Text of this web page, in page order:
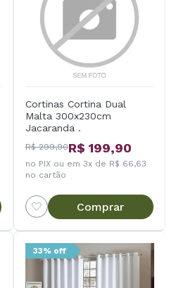
Cortinas Cortina Dual
Malta 300x230cm
Jacaranda .
R$ 299,90R$ 199,90
no PIX ou em 3x de R$ 66,63
no cartão
Comprar
33% off